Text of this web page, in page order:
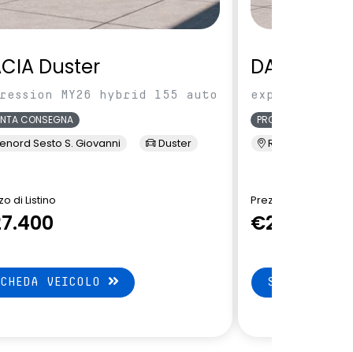
Duster
MY26 hybrid 155 auto
CONSEGNA
Sesto S. Giovanni Duster
di Listino
VEICOLO
DACIA
expression
PRONTA CONSEGNA
Renord Sesto S.
Prezzo di Listino
€27.550
SCHEDA